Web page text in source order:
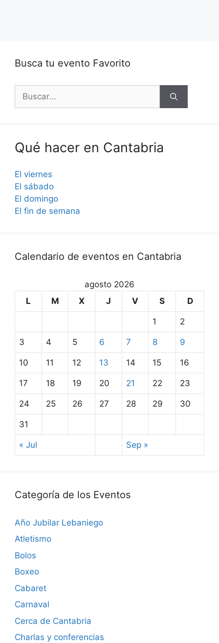
Busca tu evento Favorito
Buscar:
Qué hacer en Cantabria
El viernes
El sábado
El domingo
El fin de semana
Calendario de eventos en Cantabria
agosto 2026
L
M X J V S D
1 2
3 4 5 6 7 8 9
10 11 12 13 14 15 16
17 18 19 20 21 22 23
24 25 26 27 28 29 30
31
« Jul Sep »
Categoría de los Eventos
Año Jubilar Lebaniego
Atletismo
Bolos
Boxeo
Cabaret
Carnaval
Cerca de Cantabria
Charlas y conferencias